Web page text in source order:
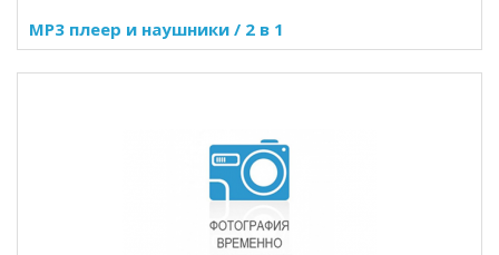
MР3 плеер и наушники / 2 в 1